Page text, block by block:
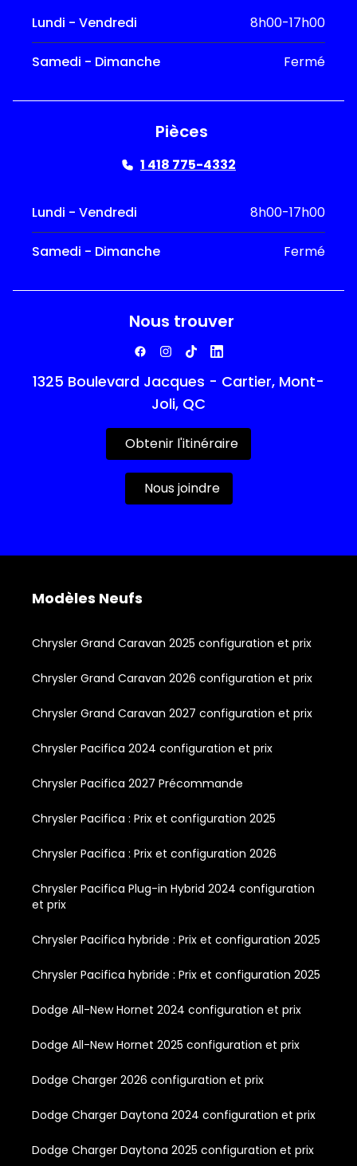
Lundi - Vendredi 8h00-17h00
Samedi - Dimanche Fermé
Pièces
1 418 775-4332
Lundi - Vendredi 8h00-17h00
Samedi - Dimanche Fermé
Nous trouver
1325 Boulevard Jacques - Cartier, Mont-
Joli, QC
Obtenir l'itinéraire
Nous joindre
Modèles Neufs
Chrysler Grand Caravan 2025 configuration et prix
Chrysler Grand Caravan 2026 configuration et prix
Chrysler Grand Caravan 2027 configuration et prix
Chrysler Pacifica 2024 configuration et prix
Chrysler Pacifica 2027 Précommande
Chrysler Pacifica : Prix et configuration 2025
Chrysler Pacifica : Prix et configuration 2026
Chrysler Pacifica Plug-in Hybrid 2024 configuration
et prix
Chrysler Pacifica hybride : Prix et configuration 2025
Chrysler Pacifica hybride : Prix et configuration 2025
Dodge All-New Hornet 2024 configuration et prix
Dodge All-New Hornet 2025 configuration et prix
Dodge Charger 2026 configuration et prix
Dodge Charger Daytona 2024 configuration et prix
Dodge Charger Daytona 2025 configuration et prix